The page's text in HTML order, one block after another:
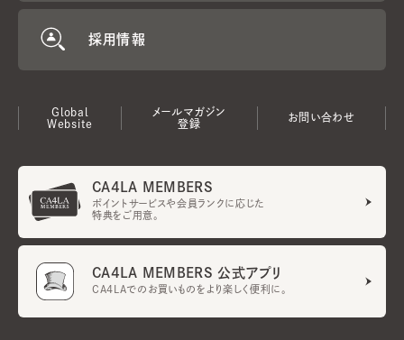
採用情報
Global
Website
メールマガジン
登録
お問い合わせ
CA4LA MEMBERS
ポイントサービスや会員ランクに応じた
特典をご用意。
CA4LA MEMBERS 公式アプリ
CA4LAでのお買いものをより楽しく便利に。